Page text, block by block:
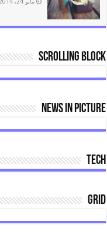
مايو 24, 2014
Scrolling Block
News In Picture
Tech
Grid